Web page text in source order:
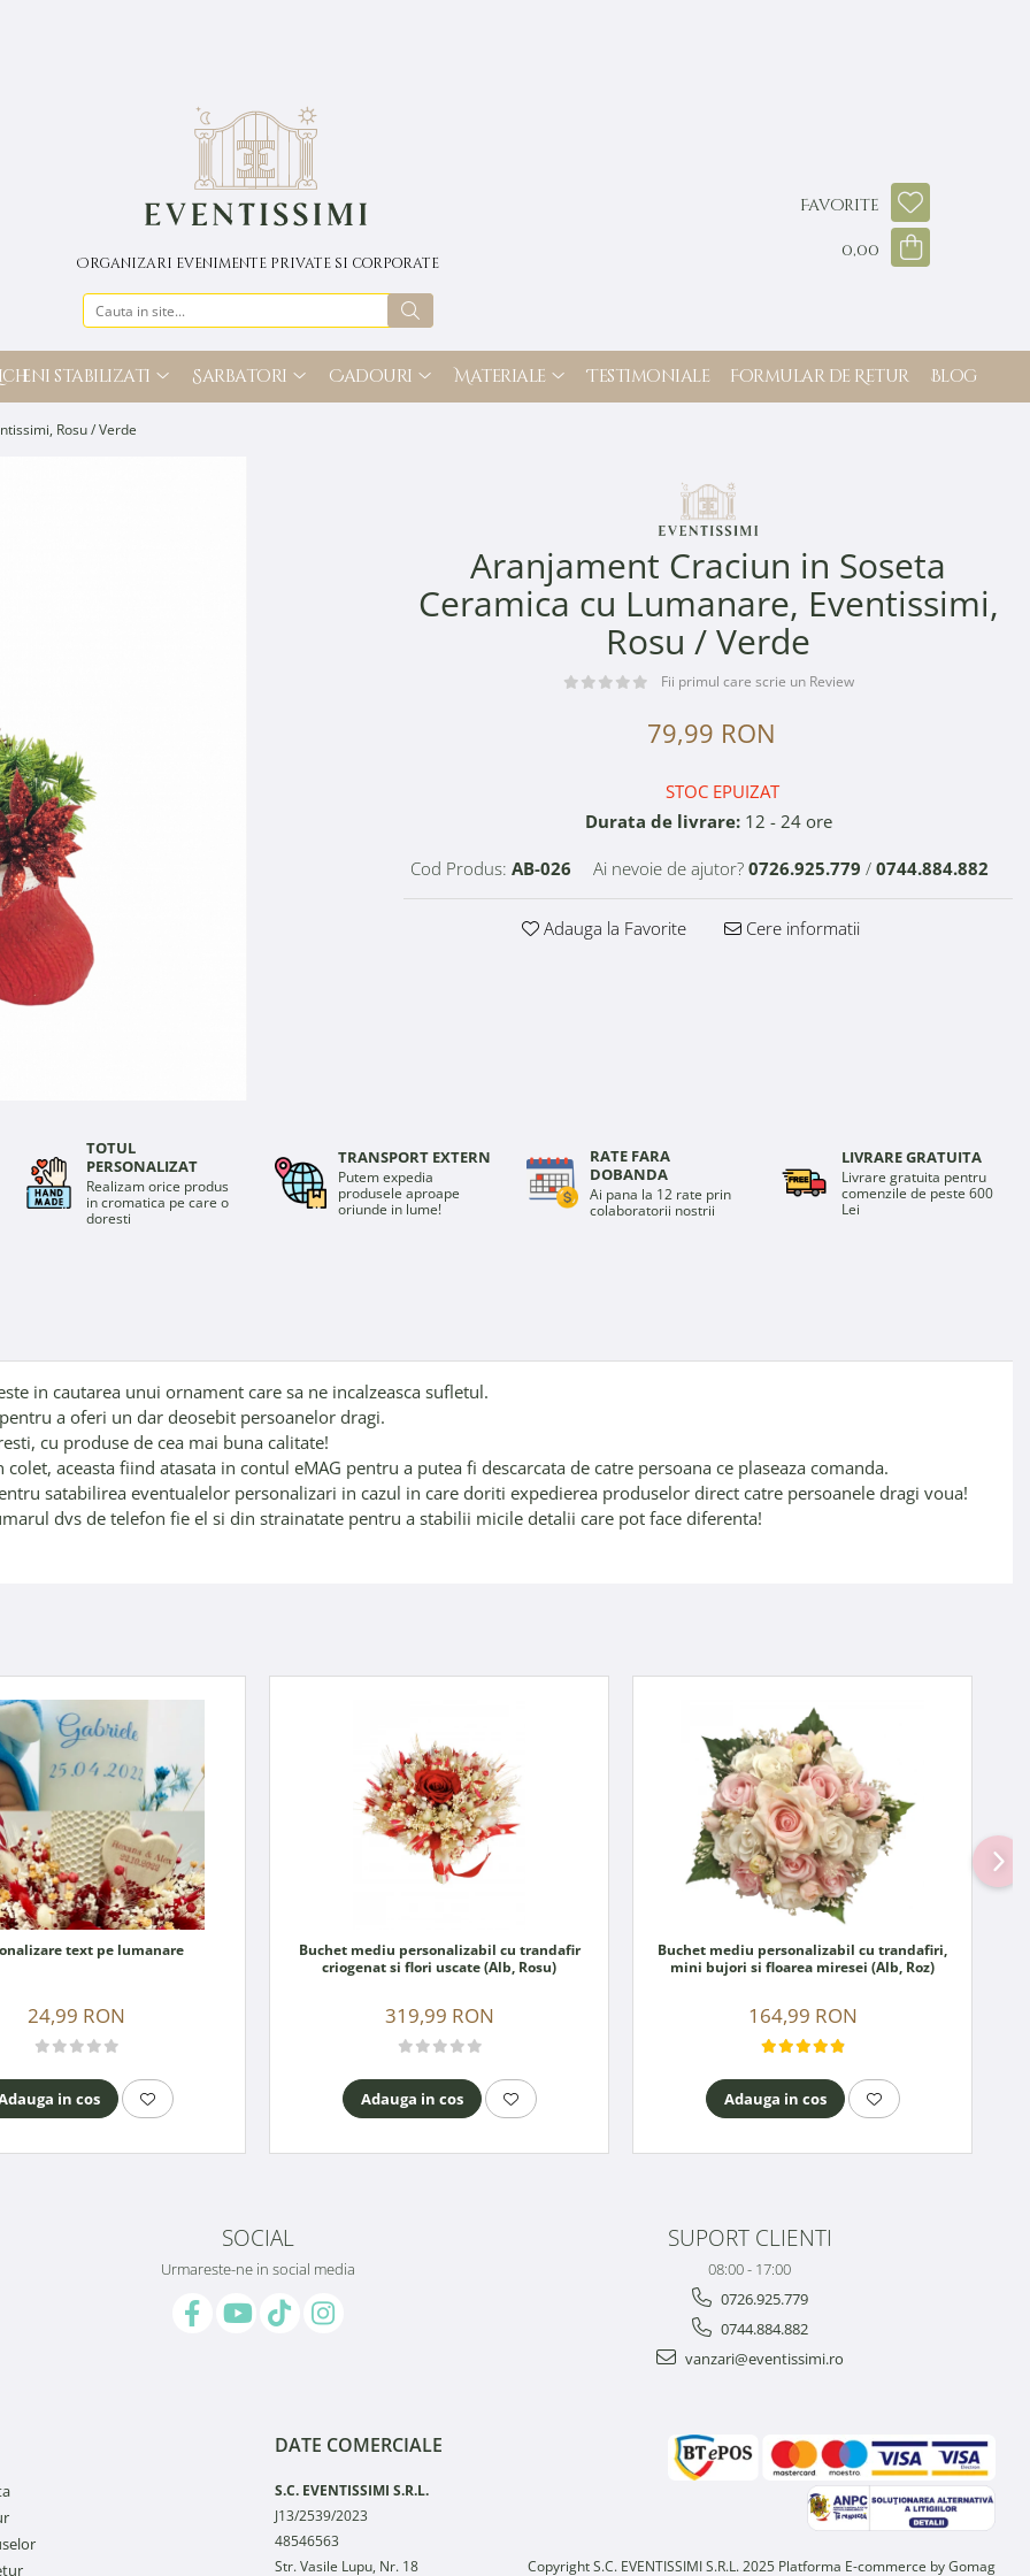
Organizari evenimente private si corporate
Favorite
0,00
stabilizati Sarbatori Cadouri Materiale Testimoniale Formular de Retur Blog
Rosu / Verde
Aranjament Craciun in Soseta
Ceramica cu Lumanare, Eventissimi,
Rosu / Verde
Fii primul care scrie un Review
79,99 RON
STOC EPUIZAT
Durata de livrare:12 - 24 ore
Cod Produs: AB-026 Ai nevoie de ajutor? 0726.925.779 / 0744.884.882
Adauga la Favorite Cere informatii
TOTUL
PERSONALIZAT
Realizam orice produs
in cromatica pe care o
doresti
TRANSPORT EXTERN
Putem expedia
produsele aproape
oriunde in lume!
RATE FARA
DOBANDA
Ai pana la 12 rate prin
colaboratorii nostrii
LIVRARE GRATUITA
Livrare gratuita pentru
comenzile de peste 600
Lei
in cautarea unui ornament care sa ne incalzeasca sufletul.
a oferi un dar deosebit persoanelor dragi.
cu produse de cea mai buna calitate!
aceasta fiind atasata in contul eMAG pentru a putea fi descarcata de catre persoana ce plaseaza comanda.
satabilirea eventualelor personalizari in cazul in care doriti expedierea produselor direct catre persoanele dragi voua!
dvs de telefon fie el si din strainatate pentru a stabilii micile detalii care pot face diferenta!
text pe lumanare
24,99 RON
in cos
Buchet mediu personalizabil cu trandafir
criogenat si flori uscate (Alb, Rosu)
319,99 RON
Adauga in cos
Buchet mediu personalizabil cu trandafiri,
mini bujori si floarea miresei (Alb, Roz)
164,99 RON
Adauga in cos
SOCIAL
Urmareste-ne in social media
SUPORT CLIENTI
08:00 - 17:00
0726.925.779
0744.884.882
vanzari@eventissimi.ro
DATE COMERCIALE
S.C. EVENTISSIMI S.R.L.
J13/2539/2023
48546563
Str. Vasile Lupu, Nr. 18
Copyright S.C. EVENTISSIMI S.R.L. 2025 Platforma E-commerce by Gomag